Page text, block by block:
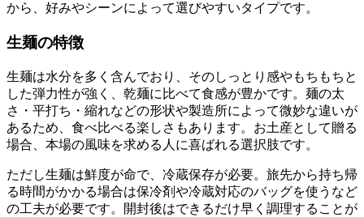
から、好みやシーンによって選びやすいタイプです。
生麺の特徴
生麺は水分を多く含んでおり、そのしっとり感やもちもちと
した弾力性が強く、乾麺に比べて食感が豊かです。麺の太
さ・平打ち・縮れなどの形状や製造所によって微妙な違いが
あるため、食べ比べる楽しさもあります。お土産として贈る
場合、本場の風味を求める人に喜ばれる選択肢です。
ただし生麺は鮮度が命で、冷蔵保存が必要。旅先から持ち帰
る時間がかかる場合は保冷剤や冷蔵対応のバッグを使うなど
の工夫が必要です。開封後はできるだけ早く調理することが